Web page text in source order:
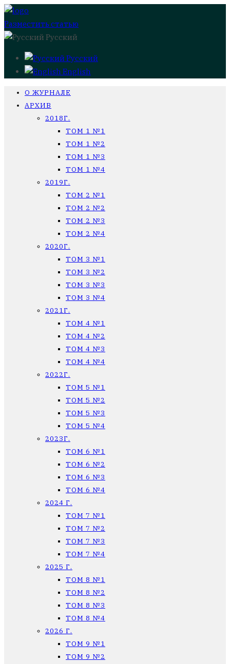
Разместить статью
Русский
Русский
English
О ЖУРНАЛЕ
АРХИВ
2018Г.
ТОМ 1 №1
ТОМ 1 №2
ТОМ 1 №3
ТОМ 1 №4
2019Г.
ТОМ 2 №1
ТОМ 2 №2
ТОМ 2 №3
ТОМ 2 №4
2020Г.
ТОМ 3 №1
ТОМ 3 №2
ТОМ 3 №3
ТОМ 3 №4
2021Г.
ТОМ 4 №1
ТОМ 4 №2
ТОМ 4 №3
ТОМ 4 №4
2022Г.
ТОМ 5 №1
ТОМ 5 №2
ТОМ 5 №3
ТОМ 5 №4
2023Г.
ТОМ 6 №1
ТОМ 6 №2
ТОМ 6 №3
ТОМ 6 №4
2024 Г.
ТОМ 7 №1
ТОМ 7 №2
ТОМ 7 №3
ТОМ 7 №4
2025 Г.
ТОМ 8 №1
ТОМ 8 №2
ТОМ 8 №3
ТОМ 8 №4
2026 Г.
ТОМ 9 №1
ТОМ 9 №2